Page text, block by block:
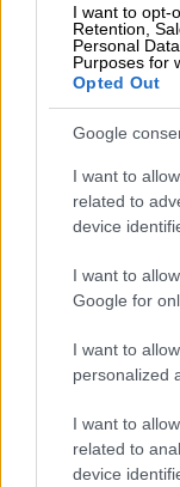
I want to opt-
Retention,
Personal
Purposes for
Opted Out
Google
I want to
related to
device
I want to
Google for
I want to
personalized
I want to
related to
device
Και τώρα
θάρρος και
γνωρίζουν
Ότι δηλαδήο
σημείο να
μικρός ή
τέλει θα τα
σε
ή ομάδες
γίνεται όλο
να διασώσει
ποιοτικά